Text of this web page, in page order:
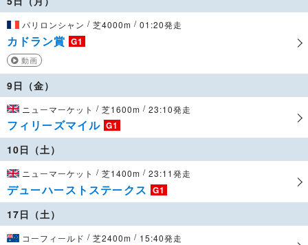
パリロンシャン / 芝4000m / 01:20発走
カドラン賞 G1
動画
9日（金）
ニューマーケット / 芝1600m / 23:10発走
フィリーズマイル G1
10日（土）
ニューマーケット / 芝1400m / 23:11発走
デューハーストステークス G1
17日（土）
コーフィールド / 芝2400m / 15:40発走